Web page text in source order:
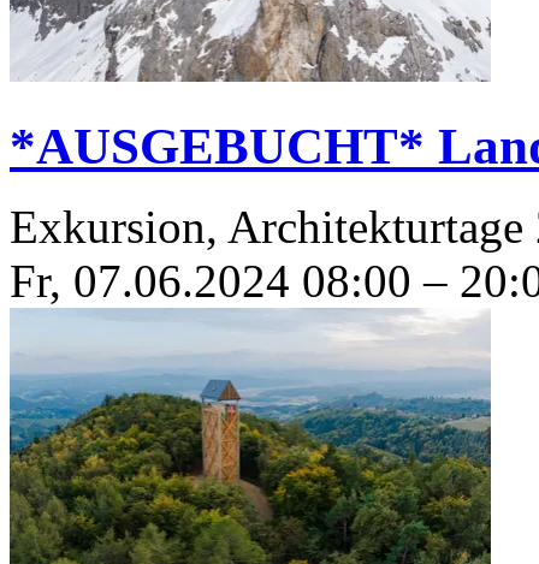
*AUSGEBUCHT*
Exkursion, Architekturtage
Fr, 07.06.2024 08:00 –